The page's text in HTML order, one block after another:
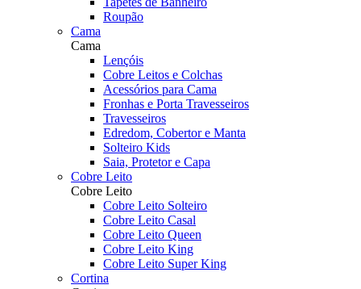
Roupão
Cama
Cama
Lençóis
Cobre Leitos e Colchas
Acessórios para Cama
Fronhas e Porta Travesseiros
Travesseiros
Edredom, Cobertor e Manta
Solteiro Kids
Saia, Protetor e Capa
Cobre Leito
Cobre Leito
Cobre Leito Solteiro
Cobre Leito Casal
Cobre Leito Queen
Cobre Leito King
Cobre Leito Super King
Cortina